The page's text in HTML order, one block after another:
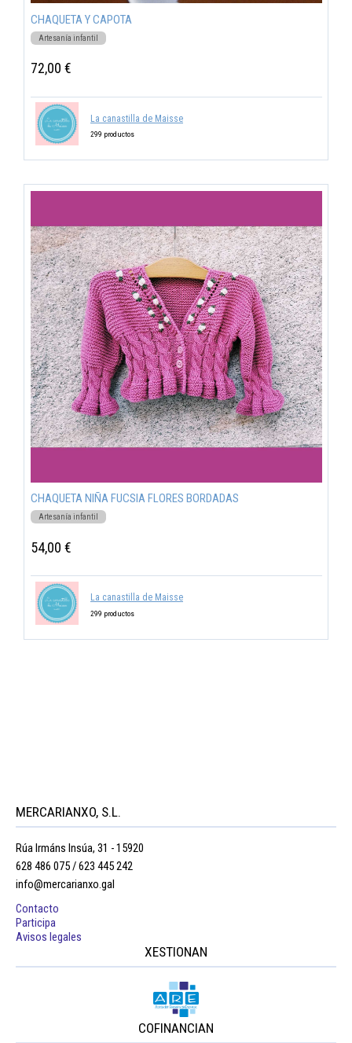
CHAQUETA Y CAPOTA
Artesanía infantil
72,00 €
La canastilla de Maisse
299 productos
CHAQUETA NIÑA FUCSIA FLORES BORDADAS
Artesanía infantil
54,00 €
La canastilla de Maisse
299 productos
MERCARIANXO, S.L.
Rúa Irmáns Insúa, 31 - 15920
628 486 075 / 623 445 242
info@mercarianxo.gal
Contacto
Participa
Avisos legales
XESTIONAN
COFINANCIAN